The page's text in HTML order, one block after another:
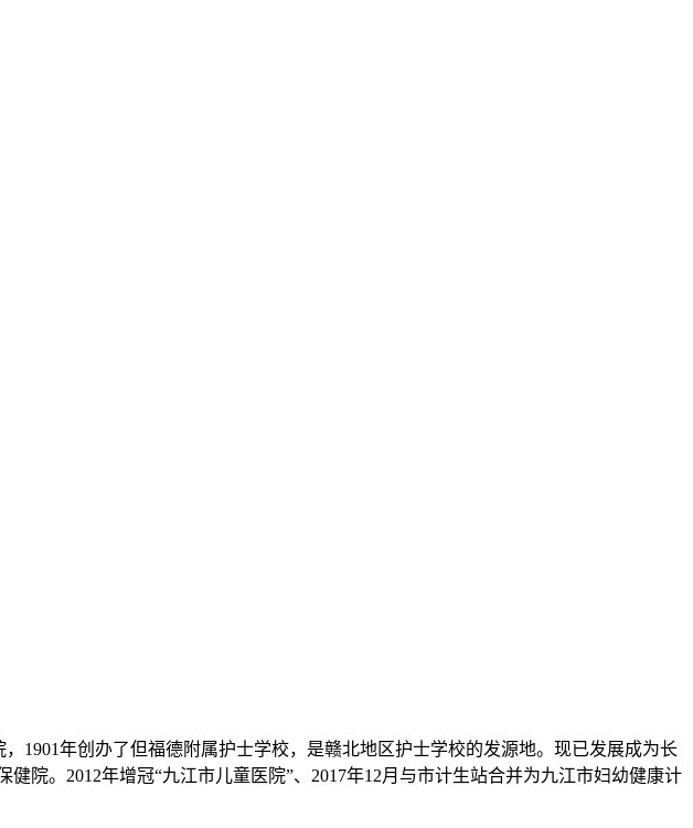
1901年创办了但福德附属护士学校，是赣北地区护士学校的发源地。现已发展成为长
院。2012年增冠“九江市儿童医院”、2017年12月与市计生站合并为九江市妇幼健康计